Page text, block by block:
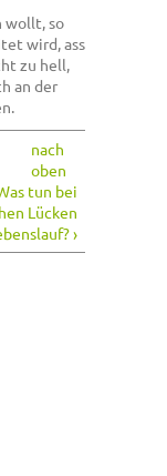
wollt, so
wird, ass
zu hell,
an der
nach
oben
tun bei
Lücken
›